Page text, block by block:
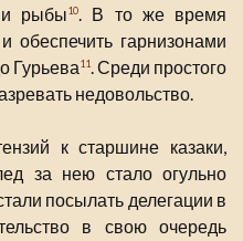
и рыбы10. В то же время
обеспечить гарнизонами
Гурьева11. Среди простого
недовольство.
к старшине казаки,
за нею стало огульно
посылать делегации в
в свою очередь